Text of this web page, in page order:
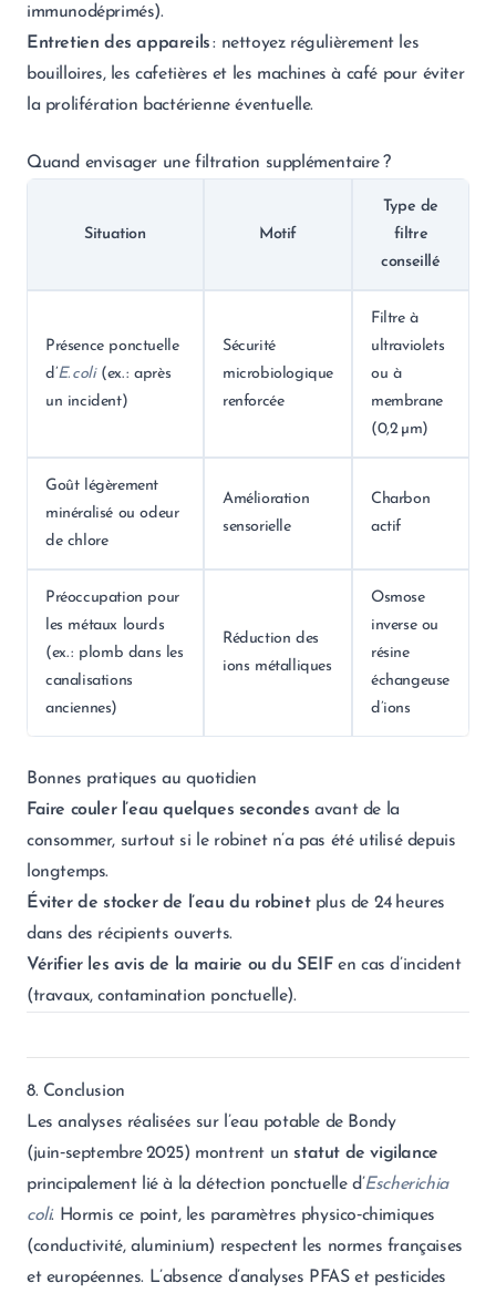
immunodéprimés).
Entretien des appareils: nettoyez régulièrement les
bouilloires, les cafetières et les machines à café pour éviter
la prolifération bactérienne éventuelle.
Quand envisager une filtration supplémentaire ?
Situation Motif
Type de
filtre
conseillé
Présence ponctuelle
d’E. coli(ex. : après
un incident)
Sécurité
microbiologique
renforcée
Filtre à
ultraviolets
ou à
membrane
(0,2 µm)
Goût légèrement
minéralisé ou odeur
de chlore
Amélioration
sensorielle
Charbon
actif
Préoccupation pour
les métaux lourds
(ex. : plomb dans les
canalisations
anciennes)
Réduction des
ions métalliques
Osmose
inverse ou
résine
échangeuse
d’ions
Bonnes pratiques au quotidien
Faire couler l’eau quelques secondes avant de la
consommer, surtout si le robinet n’a pas été utilisé depuis
longtemps.
Éviter de stocker de l’eau du robinetplus de 24 heures
dans des récipients ouverts.
Vérifier les avis de la mairie ou du SEIF en cas d’incident
(travaux, contamination ponctuelle).
8. Conclusion
Les analyses réalisées sur l’eau potable de Bondy
(juin‑septembre 2025) montrent un statut de vigilance
principalement lié à la détection ponctuelle d’Escherichia
coli. Hormis ce point, les paramètres physico‑chimiques
(conductivité, aluminium) respectent les normes françaises
et européennes. L’absence d’analyses PFAS et pesticides